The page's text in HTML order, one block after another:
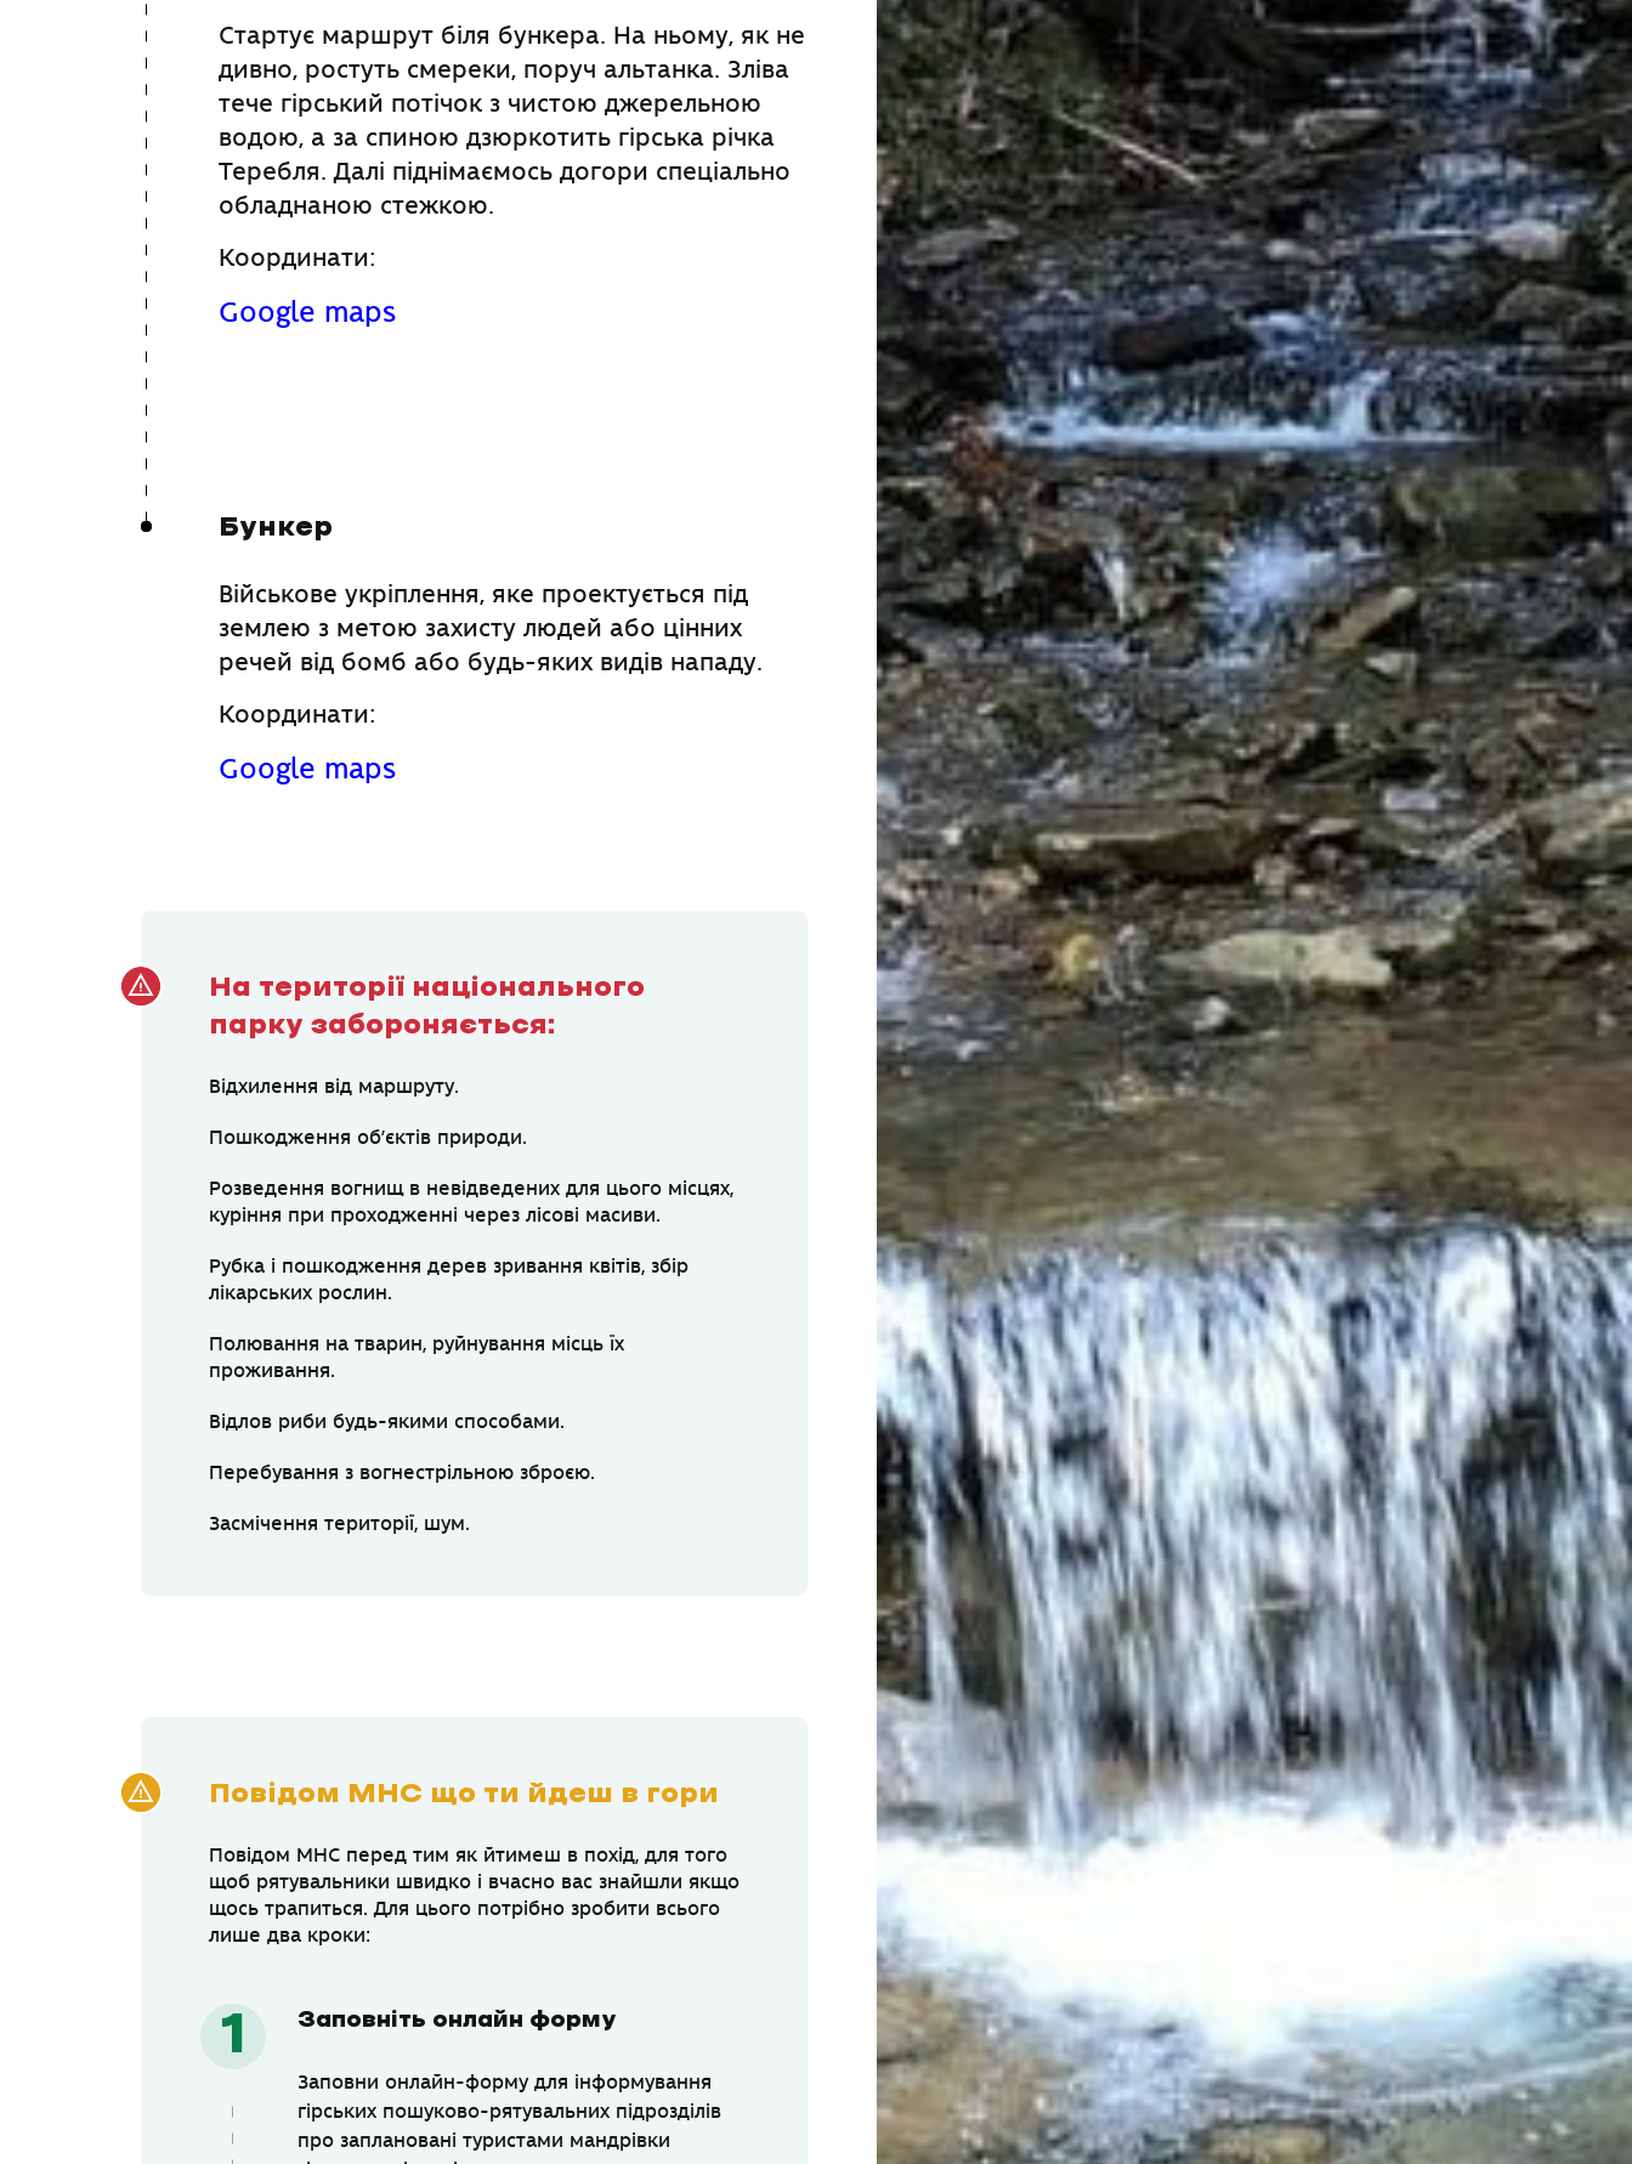
Стартує маршрут біля бункера. На ньому, як не
дивно, ростуть смереки, поруч альтанка. Зліва
тече гірський потічок з чистою джерельною
водою, а за спиною дзюркотить гірська річка
Теребля. Далі піднімаємось догори спеціально
обладнаною стежкою.
Координати:
Google maps
Бункер
Військове укріплення, яке проектується під
землею з метою захисту людей або цінних
речей від бомб або будь-яких видів нападу.
Координати:
Google maps
На території національного
парку забороняється:
Відхилення від маршруту.
Пошкодження об’єктів природи.
Розведення вогнищ в невідведених для цього місцях,
куріння при проходженні через лісові масиви.
Рубка і пошкодження дерев зривання квітів, збір
лікарських рослин.
Полювання на тварин, руйнування місць їх
проживання.
Відлов риби будь-якими способами.
Перебування з вогнестрільною зброєю.
Засмічення території, шум.
Повідом МНС що ти йдеш в гори
Повідом МНС перед тим як йтимеш в похід, для того
щоб рятувальники швидко і вчасно вас знайшли якщо
щось трапиться. Для цього потрібно зробити всього
лише два кроки:
Заповніть онлайн форму
Заповни онлайн-форму для інформування
гірських пошуково-рятувальних підрозділів
про заплановані туристами мандрівки